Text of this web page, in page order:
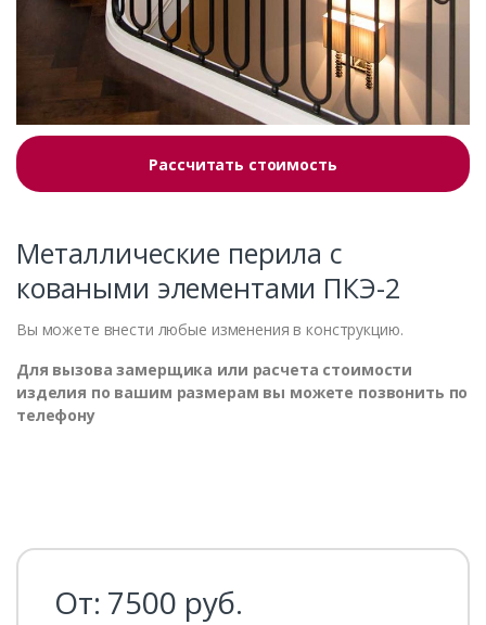
Рассчитать стоимость
Металлические перила с
коваными элементами ПКЭ-2
Вы можете внести любые изменения в конструкцию.
Для вызова замерщика или расчета стоимости
изделия по вашим размерам вы можете позвонить по
телефону
От: 7500 руб.